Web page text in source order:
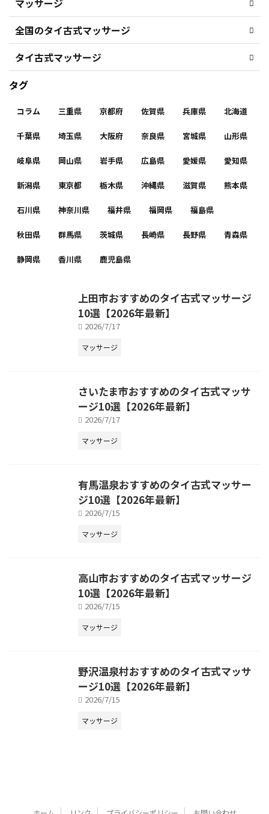
マッサージ
全国のタイ古式マッサージ
タイ古式マッサージ
タグ
コラム 三重県 京都府 佐賀県 兵庫県 北海道
千葉県 埼玉県 大阪府 奈良県 宮城県 山形県
岐阜県 岡山県 岩手県 広島県 愛媛県 愛知県
新潟県 東京都 栃木県 沖縄県 滋賀県 熊本県
石川県 神奈川県 福井県 福岡県 福島県
秋田県 群馬県 茨城県 長崎県 長野県 青森県
静岡県 香川県 鹿児島県
上田市おすすめのタイ古式マッサージ
10選【2026年最新】
2026/7/17
マッサージ
さいたま市おすすめのタイ古式マッサ
ージ10選【2026年最新】
2026/7/17
マッサージ
有馬温泉おすすめのタイ古式マッサー
ジ10選【2026年最新】
2026/7/15
マッサージ
高山市おすすめのタイ古式マッサージ
10選【2026年最新】
2026/7/15
マッサージ
野沢温泉村おすすめのタイ古式マッサ
ージ10選【2026年最新】
2026/7/15
マッサージ